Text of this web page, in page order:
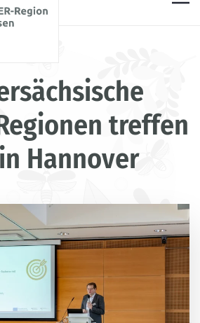
treffen
Hannover